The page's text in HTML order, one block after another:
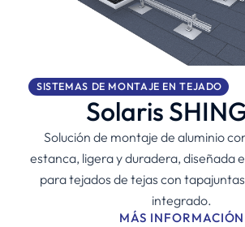
SISTEMAS DE MONTAJE EN TEJADO
Solaris
Solución de montaje de aluminio
estanca, ligera y duradera, diseñada
para tejados de tejas con
integrado.
MÁS INFORMACIÓN